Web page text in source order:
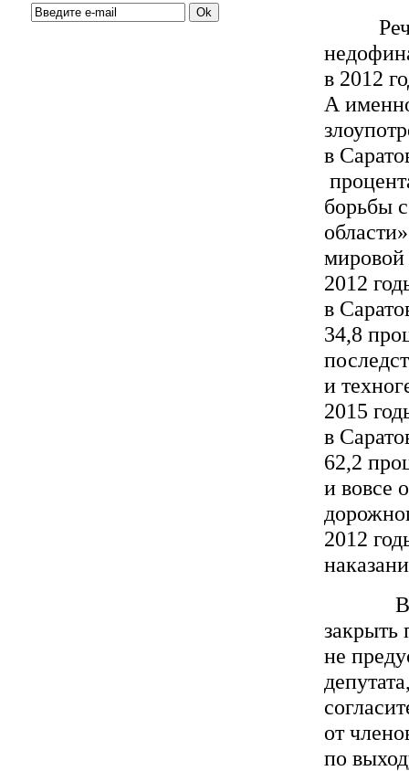
Речь
в 2012
А
в
борьбы
мировой
2012
в
34,8
и
2015
в
62,2
и вовсе
2012
В
закрыть
не
от
по